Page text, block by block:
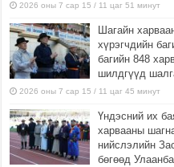
2026 оны 7 сар 15 / 11 цаг 51 минут
Шагайн
хүрэгчдийн
багийн 848
шилдгүүд
2026 оны 7 сар 15 / 11 цаг 45 минут
Үндэсний их
харвааны
нийслэлийн
бөгөөд